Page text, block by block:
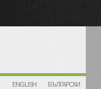
ENGLISH БЪЛГАРСКИ